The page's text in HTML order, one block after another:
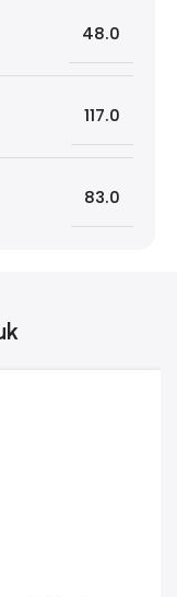
48.0
117.0
83.0